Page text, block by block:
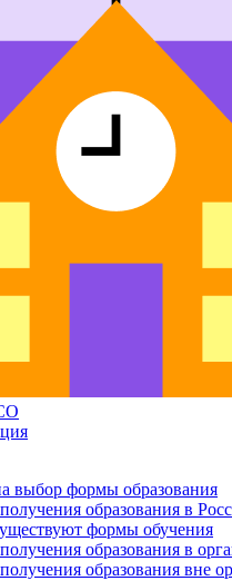
выбор формы образования
образования в
формы обучения
образования в
образования вне